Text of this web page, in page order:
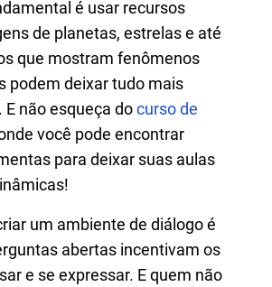
é usar recursos
de planetas, estrelas e até
que mostram fenômenos
podem deixar tudo mais
não esqueça docurso de
você pode encontrar
para deixar suas aulas
um ambiente de diálogo é
abertas incentivam os
e se expressar. E quem não